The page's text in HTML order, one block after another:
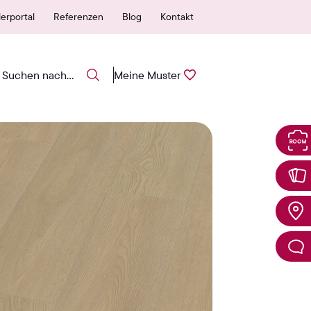
autorisierte Verkaufsstelle
Referenzen Blog Kontakt
Meine Muster